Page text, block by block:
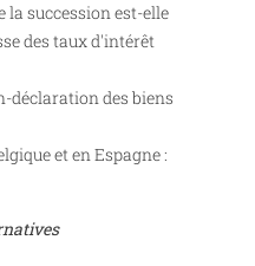
succession est-elle
des taux d'intérêt
déclaration des biens
et en Espagne :